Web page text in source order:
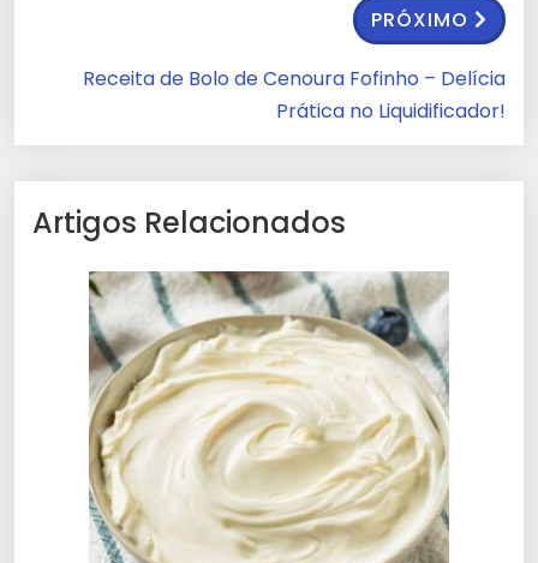
PRÓXIMO
Receita de Bolo de Cenoura Fofinho – Delícia
Prática no Liquidificador!
Artigos Relacionados